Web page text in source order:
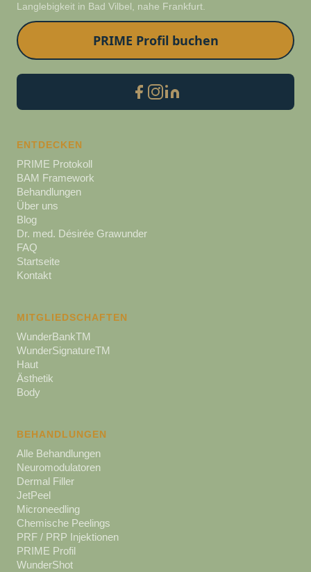
Langlebigkeit in Bad Vilbel, nahe Frankfurt.
PRIME Profil buchen
ENTDECKEN
PRIME Protokoll
BAM Framework
Behandlungen
Über uns
Blog
Dr. med. Désirée Grawunder
FAQ
Startseite
Kontakt
MITGLIEDSCHAFTEN
WunderBankTM
WunderSignatureTM
Haut
Ästhetik
Body
BEHANDLUNGEN
Alle Behandlungen
Neuromodulatoren
Dermal Filler
JetPeel
Microneedling
Chemische Peelings
PRF / PRP Injektionen
PRIME Profil
WunderShot